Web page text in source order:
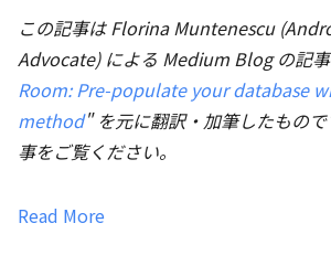
この記事は Florina Muntenescu
Advocate) による Medium Blog の記
Room: Pre-populate your database
method" を元に翻訳・加筆したもの
事をご覧ください。
Read More